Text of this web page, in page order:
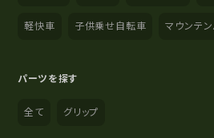
軽快車 子供乗せ自転車 マウンテ
パーツを探す
全て グリップ